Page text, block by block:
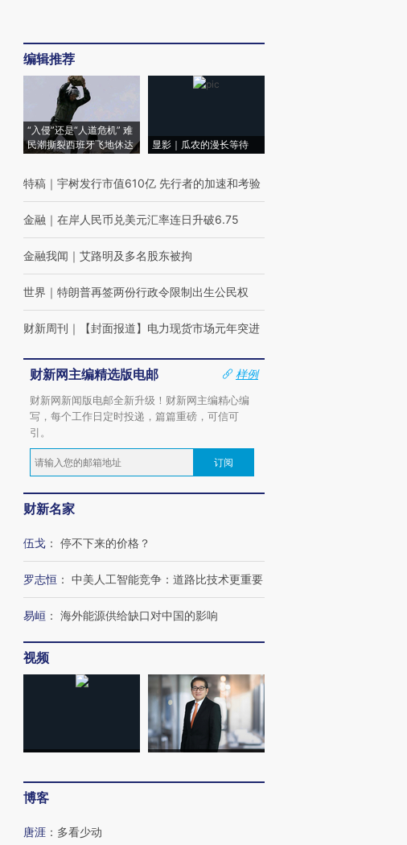
编辑推荐
“入侵”还是“人道危机” 难
民潮撕裂西班牙飞地休达
显影｜瓜农的漫长等待
特稿 ｜ 宇树发行市值610亿 先行者的加速和考验
金融 ｜ 在岸人民币兑美元汇率连日升破6.75
金融我闻 ｜ 艾路明及多名股东被拘
世界 ｜ 特朗普再签两份行政令限制出生公民权
财新周刊 ｜ 【封面报道】电力现货市场元年突进
财新网主编精选版电邮
样例
财新网新闻版电邮全新升级！财新网主编精心编
写，每个工作日定时投递，篇篇重磅，可信可
引。
订阅
财新名家
伍戈 ： 停不下来的价格？
罗志恒 ： 中美人工智能竞争：道路比技术更重要
易峘 ： 海外能源供给缺口对中国的影响
视频
博客
唐涯 ： 多看少动